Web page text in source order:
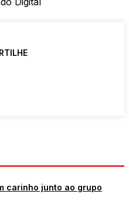
carinho junto ao grupo